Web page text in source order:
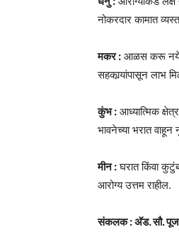
नोकरदार कामात
मकर : आळस करू नये,
सहकार्‍यांपासून लाभ
कुंभ : आध्यात्मिक
भावनेच्या भरात
मीन :घरात किंवा
आरोग्य उत्तम राहील.
संकलक : अ‍ॅड. सौ.